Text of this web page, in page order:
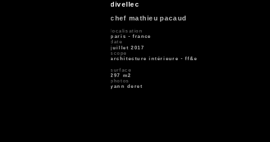
divellec
chef mathieu pacaud
localisation
paris - france
date
juillet 2017
scope
architecture intérieure - ff&e
surface
297 m2
photos
yann deret